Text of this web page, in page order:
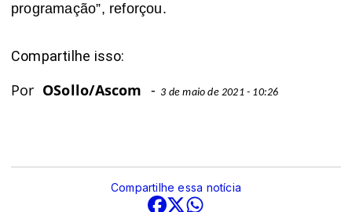
programação”, reforçou.
Compartilhe isso:
Por OSollo/Ascom - 3 de maio de 2021 - 10:26
Compartilhe essa notícia